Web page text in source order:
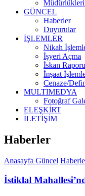
GÜNCEL
Haberler
Duyurular
İŞLEMLER
Nikah
İşyeri Açma
İskan Raporu
İnşaat
Cenaze/
MULTIMEDYA
Fotoğraf
ELEŞKİRT
İLETİŞİM
Haberler
Anasayfa Güncel
İstiklal